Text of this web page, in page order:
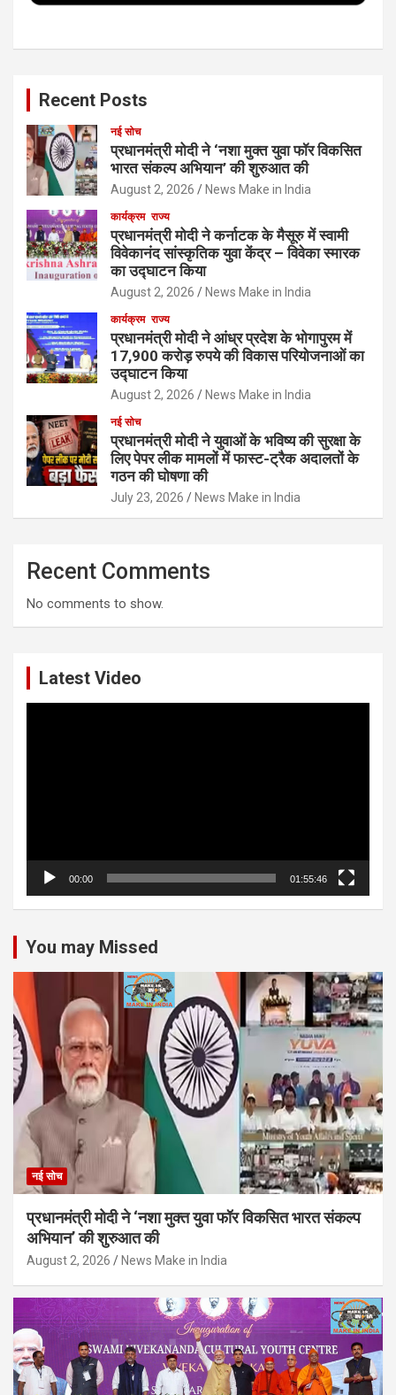
Recent Posts
नई सोच
प्रधानमंत्री मोदी ने ‘नशा मुक्त युवा फॉर विकसित
भारत संकल्प अभियान’ की शुरुआत की
August 2, 2026 News Make in India
कार्यक्रम राज्य
प्रधानमंत्री मोदी ने कर्नाटक के मैसूरु में स्वामी
विवेकानंद सांस्कृतिक युवा केंद्र – विवेका स्मारक
का उद्घाटन किया
August 2, 2026 News Make in India
कार्यक्रम राज्य
प्रधानमंत्री मोदी ने आंध्र प्रदेश के भोगापुरम में
17,900 करोड़ रुपये की विकास परियोजनाओं का
उद्घाटन किया
August 2, 2026 News Make in India
नई सोच
प्रधानमंत्री मोदी ने युवाओं के भविष्य की सुरक्षा के
लिए पेपर लीक मामलों में फास्ट-ट्रैक अदालतों के
गठन की घोषणा की
July 23, 2026 News Make in India
Recent Comments
No comments to show.
Latest Video
00:00 01:55:46
You may Missed
नई सोच
प्रधानमंत्री मोदी ने ‘नशा मुक्त युवा फॉर विकसित भारत संकल्प
अभियान’ की शुरुआत की
August 2, 2026 News Make in India